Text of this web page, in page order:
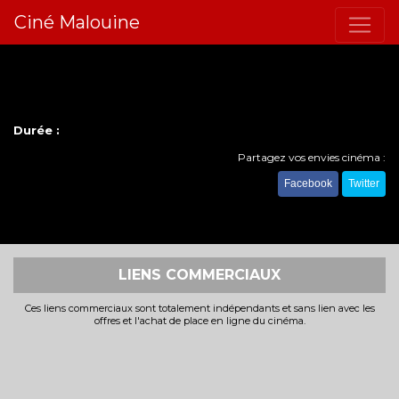
Ciné Malouine
Durée :
Partagez vos envies cinéma :
Facebook Twitter
LIENS COMMERCIAUX
Ces liens commerciaux sont totalement indépendants et sans lien avec les
offres et l'achat de place en ligne du cinéma.